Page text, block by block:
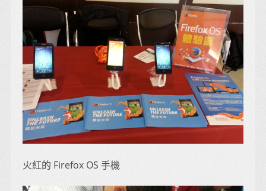
火紅的 Firefox OS 手機